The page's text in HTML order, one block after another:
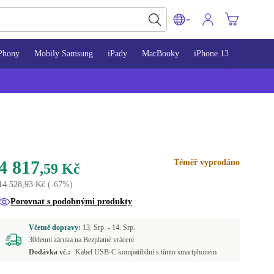
Mobily Samsung iPady MacBooky iPhone 13
817,59 Kč
528,93 Kč(-67%)
Téměř vyprodáno
Porovnat s podobnými produkty
Včetně dopravy: 13. Srp. - 14. Srp.
30denní záruka na Bezplatné vrácení
Dodávka vč.:
Kabel USB-C kompatibilní s tímto smartphonem